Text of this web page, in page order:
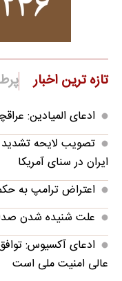
تازه ترین اخبار
ادعای المیادین:
تصویب لایحه
ایران در سنای آمریکا
اعتراض ترامپ به حکم
علت شنیده شدن
ادعای آکسیوس: توافق
عالی امنیت ملی است